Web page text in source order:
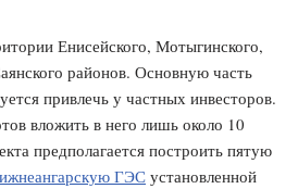
Енисейского, Мотыгинского,
районов. Основную часть
привлечь у частных инвесторов.
вложить в него лишь около 10
предполагается построить пятую
ГЭС установленной